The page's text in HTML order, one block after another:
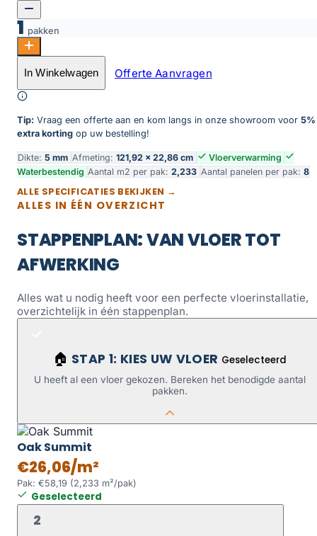
1 pakken
Oak Summit aantal
Toevoegen aan winkelwagen
In Winkelwagen Offerte Aanvragen
Tip: Vraag een offerte aan en kom langs in onze showroom voor 5%
extra korting op uw bestelling!
Dikte: 5 mm Afmeting: 121,92 × 22,86 cm
Vloerverwarming
Waterbestendig Aantal m2 per pak: 2,233 Aantal panelen per pak: 8
ALLE SPECIFICATIES BEKIJKEN →
ALLES IN ÉÉN OVERZICHT
STAPPENPLAN: VAN VLOER TOT
AFWERKING
Alles wat u nodig heeft voor een perfecte vloerinstallatie,
overzichtelijk in één stappenplan.
🏠 STAP 1: KIES UW VLOER Geselecteerd
U heeft al een vloer gekozen. Bereken het benodigde aantal
pakken.
Oak Summit
€26,06/m²
Pak: €58,19 (2,233 m²/pak)
Geselecteerd
2